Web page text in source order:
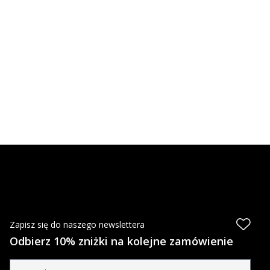
Zapisz się do naszego newslettera
Odbierz 10% zniżki na kolejne zamówienie